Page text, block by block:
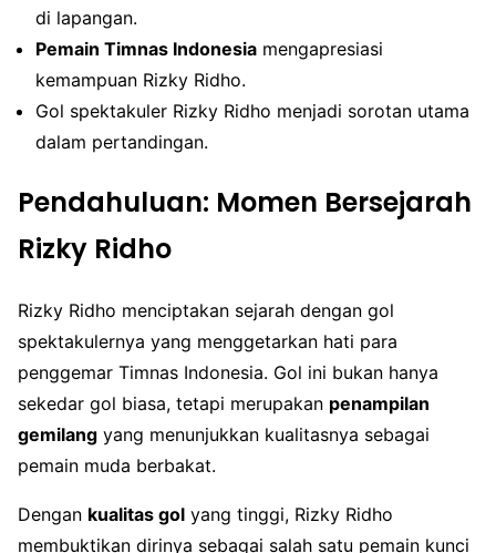
di lapangan.
Pemain Timnas Indonesia mengapresiasi
kemampuan Rizky Ridho.
Gol spektakuler Rizky Ridho menjadi sorotan utama
dalam pertandingan.
Pendahuluan: Momen Bersejarah
Rizky Ridho
Rizky Ridho menciptakan sejarah dengan gol
spektakulernya yang menggetarkan hati para
penggemar Timnas Indonesia. Gol ini bukan hanya
sekedar gol biasa, tetapi merupakan penampilan
gemilang yang menunjukkan kualitasnya sebagai
pemain muda berbakat.
Dengan kualitas gol yang tinggi, Rizky Ridho
membuktikan dirinya sebagai salah satu pemain kunci